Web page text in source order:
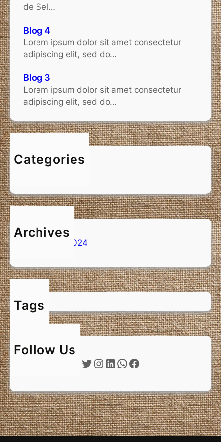
de Sel…
Blog 4
Lorem ipsum dolor sit amet consectetur
adipiscing elit, sed do…
Blog 3
Lorem ipsum dolor sit amet consectetur
adipiscing elit, sed do…
Categories
Non classé
Archives
février 2024
Tags
Follow Us
Twitter Instagram LinkedIn WhatsApp Facebook